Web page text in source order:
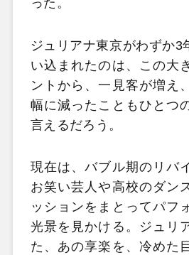
った。
ジュリアナ東京がわずか3
い込まれたのは、この大
ントから、一見客が増え
幅に減ったこともひとつ
言えるだろう。
現在は、バブル期のリバ
お笑い芸人や高校のダン
ッションをまとってパフ
光景を見かける。ジュリ
た、あの享楽を、冷めた